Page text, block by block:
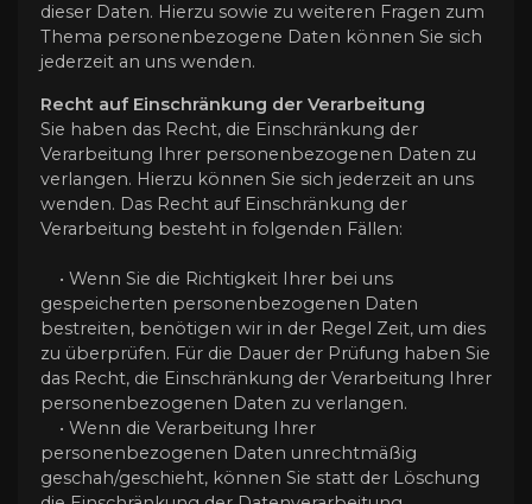
dieser Daten. Hierzu sowie zu weiteren Fragen zum
Thema personenbezogene Daten können Sie sich
jederzeit an uns wenden.
Recht auf Einschränkung der Verarbeitung
Sie haben das Recht, die Einschränkung der
Verarbeitung Ihrer personenbezogenen Daten zu
verlangen. Hierzu können Sie sich jederzeit an uns
wenden. Das Recht auf Einschränkung der
Verarbeitung besteht in folgenden Fällen:
• Wenn Sie die Richtigkeit Ihrer bei uns
gespeicherten personenbezogenen Daten
bestreiten, benötigen wir in der Regel Zeit, um dies
zu überprüfen. Für die Dauer der Prüfung haben Sie
das Recht, die Einschränkung der Verarbeitung Ihrer
personenbezogenen Daten zu verlangen.
• Wenn die Verarbeitung Ihrer
personenbezogenen Daten unrechtmäßig
geschah/geschieht, können Sie statt der Löschung